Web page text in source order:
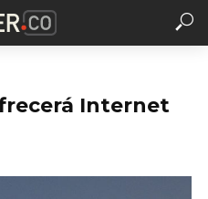
Internet